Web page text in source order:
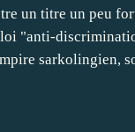
un titre un peu
"anti-
sarkolingien,